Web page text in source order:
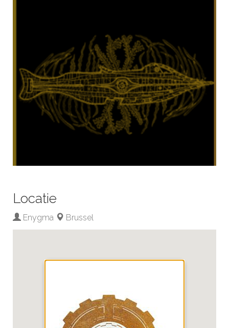
Locatie
Enygma Brussel